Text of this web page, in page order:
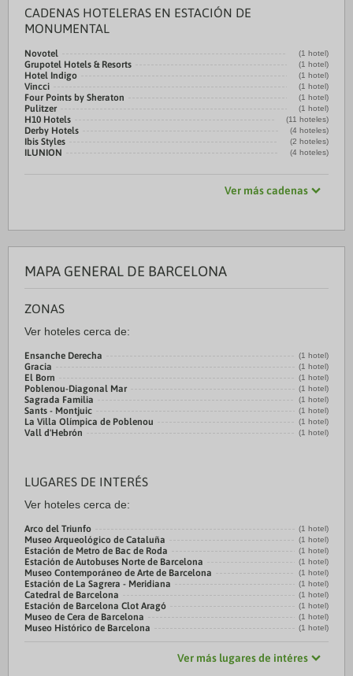
CADENAS HOTELERAS EN ESTACIÓN DE
MONUMENTAL
Novotel (1 hotel)
Grupotel Hotels & Resorts (1 hotel)
Hotel Indigo (1 hotel)
Vincci (1 hotel)
Four Points by Sheraton (1 hotel)
Pulitzer (1 hotel)
H10 Hotels (11 hoteles)
Derby Hotels (4 hoteles)
Ibis Styles (2 hoteles)
ILUNION (4 hoteles)
Ver más cadenas
MAPA GENERAL DE BARCELONA
ZONAS
Ver hoteles cerca de:
Ensanche Derecha (1 hotel)
Gracia (1 hotel)
El Born (1 hotel)
Poblenou-Diagonal Mar (1 hotel)
Sagrada Familia (1 hotel)
Sants - Montjuic (1 hotel)
La Villa Olímpica de Poblenou (1 hotel)
Vall d'Hebrón (1 hotel)
LUGARES DE INTERÉS
Ver hoteles cerca de:
Arco del Triunfo (1 hotel)
Museo Arqueológico de Cataluña (1 hotel)
Estación de Metro de Bac de Roda (1 hotel)
Estación de Autobuses Norte de Barcelona (1 hotel)
Museo Contemporáneo de Arte de Barcelona (1 hotel)
Estación de La Sagrera - Meridiana (1 hotel)
Catedral de Barcelona (1 hotel)
Estación de Barcelona Clot Aragó (1 hotel)
Museo de Cera de Barcelona (1 hotel)
Museo Histórico de Barcelona (1 hotel)
Ver más lugares de intéres